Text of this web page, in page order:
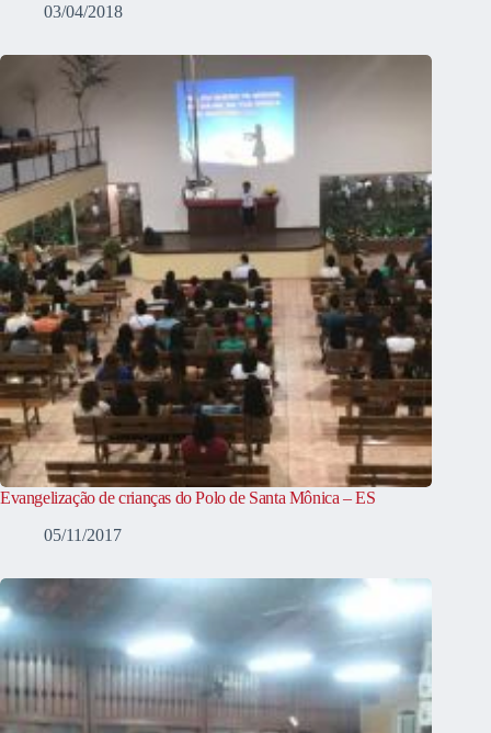
03/04/2018
Evangelização de crianças do Polo de Santa Mônica – ES
05/11/2017